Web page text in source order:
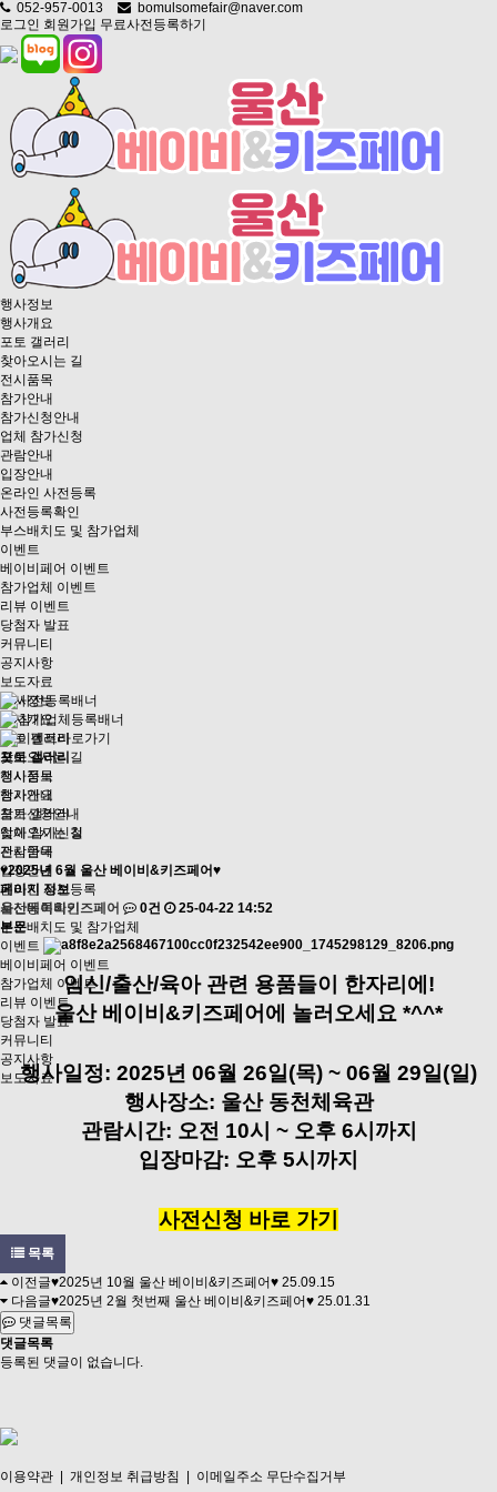
052-957-0013
bomulsomefair@naver.com
로그인 회원가입 무료사전등록하기
행사정보
행사개요
포토 갤러리
찾아오시는 길
전시품목
참가안내
참가신청안내
업체 참가신청
관람안내
입장안내
온라인 사전등록
사전등록확인
부스배치도 및 참가업체
이벤트
베이비페어 이벤트
참가업체 이벤트
리뷰 이벤트
당첨자 발표
커뮤니티
공지사항
보도자료
행사정보
행사개요
포토 갤러리
찾아오시는 길
전시품목
참가안내
참가신청안내
업체 참가신청
관람안내
입장안내
온라인 사전등록
사전등록확인
부스배치도 및 참가업체
이벤트
베이비페어 이벤트
참가업체 이벤트
리뷰 이벤트
당첨자 발표
커뮤니티
공지사항
보도자료
포토 갤러리
행사정보
행사개요
포토 갤러리
찾아오시는 길
전시품목
♥2025년 6월 울산 베이비&키즈페어♥
페이지 정보
울산베이비키즈페어
0건
25-04-22 14:52
본문
임신/출산/육아 관련 용품들이 한자리에!
울산 베이비&키즈페어에 놀러오세요 *^^*
행사일정: 2025년 06월 26일(목) ~ 06월 29일(일)
행사장소: 울산 동천체육관
관람시간: 오전 10시 ~ 오후 6시까지
입장마감: 오후 5시까지
사전신청 바로 가기
목록
이전글♥2025년 10월 울산 베이비&키즈페어♥ 25.09.15
다음글♥2025년 2월 첫번째 울산 베이비&키즈페어♥ 25.01.31
댓글목록
댓글목록
등록된 댓글이 없습니다.
이용약관 개인정보 취급방침 이메일주소 무단수집거부